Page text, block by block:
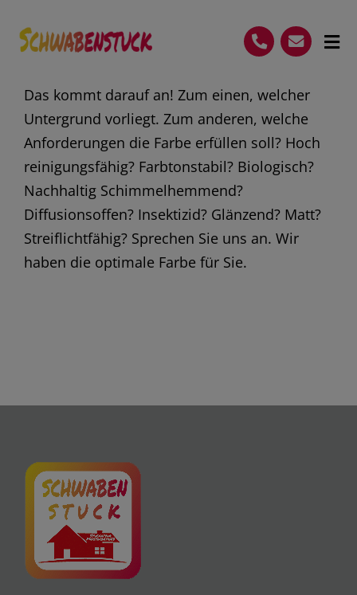
content
Startseite
Leistungen
Vorteile
Galerie
Zertifikate
Das kommt darauf an! Zum einen, welcher
Untergrund vorliegt. Zum anderen, welche
Anforderungen die Farbe erfüllen soll? Hoch
reinigungsfähig? Farbtonstabil? Biologisch?
Nachhaltig Schimmelhemmend?
Diffusionsoffen? Insektizid? Glänzend? Matt?
Streiflichtfähig? Sprechen Sie uns an. Wir
haben die optimale Farbe für Sie.